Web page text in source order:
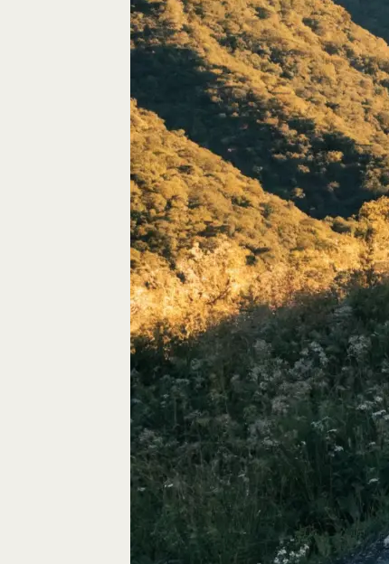
Autos, die im
Car-Videos